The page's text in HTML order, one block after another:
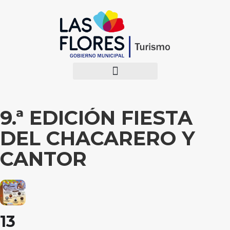
9.ª EDICIÓN FIESTA
DEL CHACARERO Y
CANTOR
13